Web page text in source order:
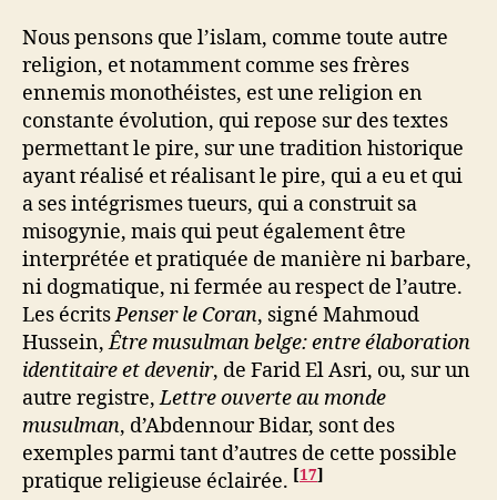
Nous pensons que l’islam, comme toute autre
religion, et notamment comme ses frères
ennemis monothéistes, est une religion en
constante évolution, qui repose sur des textes
permettant le pire, sur une tradition historique
ayant réalisé et réalisant le pire, qui a eu et qui
a ses intégrismes tueurs, qui a construit sa
misogynie, mais qui peut également être
interprétée et pratiquée de manière ni barbare,
ni dogmatique, ni fermée au respect de l’autre.
Les écritsPenser le Coran, signé Mahmoud
Hussein,Être musulman belge: entre élaboration
identitaire et devenir, de Farid El Asri, ou, sur un
autre registre,Lettre ouverte au monde
musulman, d’Abdennour Bidar, sont des
exemples parmi tant d’autres de cette possible
pratique religieuse éclairée. [17]